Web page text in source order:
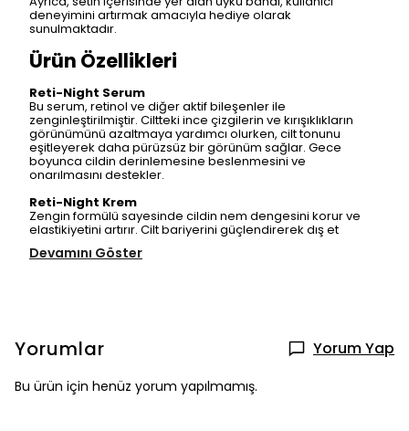
deneyimini artırmak amacıyla hediye olarak
sunulmaktadır.
Ürün Özellikleri
Reti-Night Serum
Bu serum, retinol ve diğer aktif bileşenler ile
zenginleştirilmiştir. Ciltteki ince çizgilerin ve kırışıklıkların
görünümünü azaltmaya yardımcı olurken, cilt tonunu
eşitleyerek daha pürüzsüz bir görünüm sağlar. Gece
boyunca cildin derinlemesine beslenmesini ve
onarılmasını destekler.
Reti-Night Krem
Zengin formülü sayesinde cildin nem dengesini korur ve
elastikiyetini artırır. Cilt bariyerini güçlendirerek dış et
Devamını Göster
Yorumlar Yorum Yap
Bu ürün için henüz yorum yapılmamış.